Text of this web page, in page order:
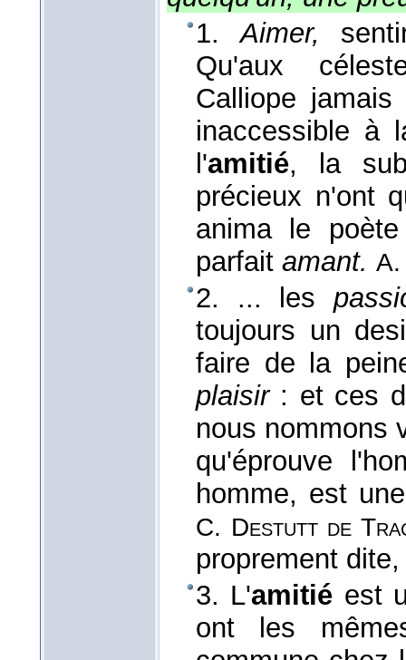
1.Aimer,
Qu'aux
Calliope
inaccessible à
l'amitié, la
précieux n'ont
anima le
parfait amant. A.
2. ... les
toujours un
faire de la
plaisir: et ces
nous nommons
qu'éprouve
homme, est
C. Destutt de
proprement dite
3. L'amitié est
ont les